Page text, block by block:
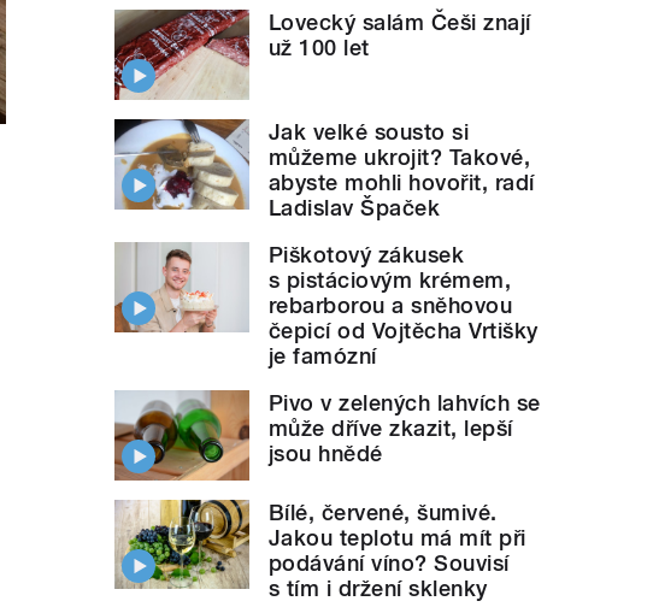
Lovecký salám Češi znají
už 100 let
Jak velké sousto si
můžeme ukrojit? Takové,
abyste mohli hovořit, radí
Ladislav Špaček
Piškotový zákusek
s pistáciovým krémem,
rebarborou a sněhovou
čepicí od Vojtěcha Vrtišky
je famózní
Pivo v zelených lahvích se
může dříve zkazit, lepší
jsou hnědé
Bílé, červené, šumivé.
Jakou teplotu má mít při
podávání víno? Souvisí
s tím i držení sklenky